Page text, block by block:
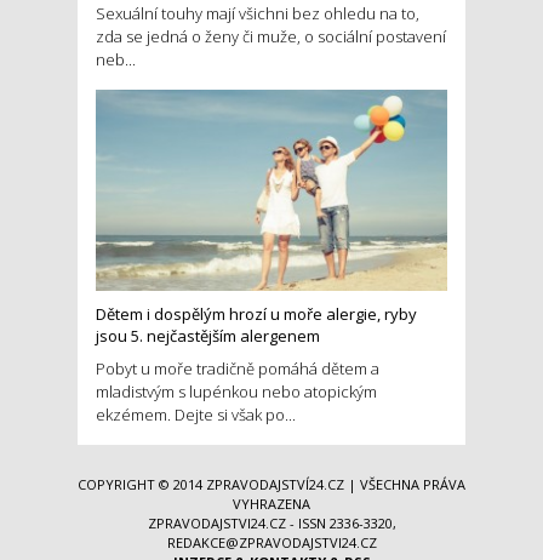
Sexuální touhy mají všichni bez ohledu na to,
zda se jedná o ženy či muže, o sociální postavení
neb...
Dětem i dospělým hrozí u moře alergie, ryby
jsou 5. nejčastějším alergenem
Pobyt u moře tradičně pomáhá dětem a
mladistvým s lupénkou nebo atopickým
ekzémem. Dejte si však po...
COPYRIGHT © 2014 ZPRAVODAJSTVÍ24.CZ | VŠECHNA PRÁVA
VYHRAZENA
ZPRAVODAJSTVI24.CZ - ISSN 2336-3320,
REDAKCE@ZPRAVODAJSTVI24.CZ